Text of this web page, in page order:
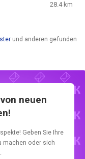
28.4 km
und anderen gefunden
neuen
Geben Sie Ihre
machen oder sich